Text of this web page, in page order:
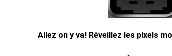
Allez on y va! Réveillez les pixels